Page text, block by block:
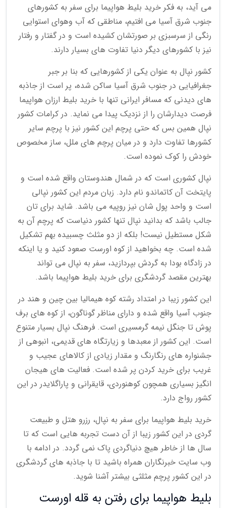
می آید، به فکر خرید بلیط هواپیما برای سفر به کشورهای
جنوب شرق آسیا می افتیم، مناطقی که آب وهوای استوایی
رنگی از سرسبزی بر صورتشان کشیده است و در گفتار و رفتار
نیز با کشورهای دیگر دنیا تفاوت های بسیار دارند.
کشور نپال به عنوان یکی از کشورهایی که بنا بر جبر
جغرافیایی در جنوب شرق آسیا ساکن شده، پر است از جاذبه
های دیدنی که مسافر ایرانی تنها با خرید بلیط ارزان هواپیما
فرصت دیدارشان را از نزدیک پیدا می نماید. در کرامات کشور
نپال همین بس که حتی پرچم این کشور نیز با پرچم سایر
کشورها تفاوت دارد و در میان پرچم های ملل، ساز مخصوص
خودش را کوک نموده است.
نپال کشوری است که در شمال هندوستان واقع شده است و
پایتخت آن کاتماندو نام دارد. زبان مردم این کشور نپالی
است و واحد پول شان نیز روپیه می باشد. شاید برای تان
جالب باشد که بدانید نپال تنها کشور دنیاست که پرچم آن به
شکل مستطیل نیست! بلکه از دو مثلث چسبیده بهم تشکیل
شده است. چه بخواهید از کوه اورست صعود کنید و یا اینکه
در زادگاه بودا به گردش بپردازید، سفر به نپال می تواند
بهترین مقصد گردشگری برای خرید بلیط هواپیما باشد.
این کشور زیبا در امتداد رشته کوه هیمالیا بین چین و هند در
جنوب آسیا واقع شده و دارای مناظر گوناگون، از کوه های برف
پوش تا جنگل نیمه گرمسیری است. فرهنگ نپال بسیار متنوع
است. این کشور از معبدها و زیارتگاه های قدیمی، انبوهی از
جشنواره های رنگارنگ و مقدار زیادی از کالاهای عجیب و
غریب برای خرید کردن پر شده است. فعالیت های هیجان
انگیز بسیاری همچون کوهنوردی، قایقرانی و پاراگلایدر در این
کشور رواج دارد.
خرید بلیط هواپیما برای سفر به نپال، رزرو هتل و طبیعت
گردی در این کشور زیبا از آن دست تجربه هایی است که تا
سال ها از خاطر هیچ دنیاگردی پاک نمی گردد. در ادامه با
وب سایت خبرنگاران همراه باشید تا با جاذبه های گردشگری
در این کشور پرچم مثلثی بیشتر آشنا شوید.
بلیط هواپیما برای رفتن به قله اورست